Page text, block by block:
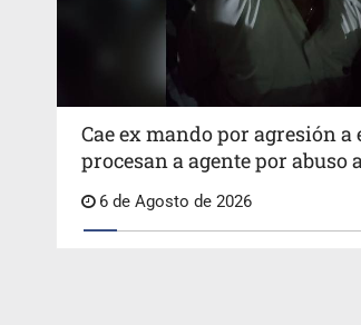
Cae ex mando por agresión a
procesan a agente por abuso
6 de Agosto de 2026